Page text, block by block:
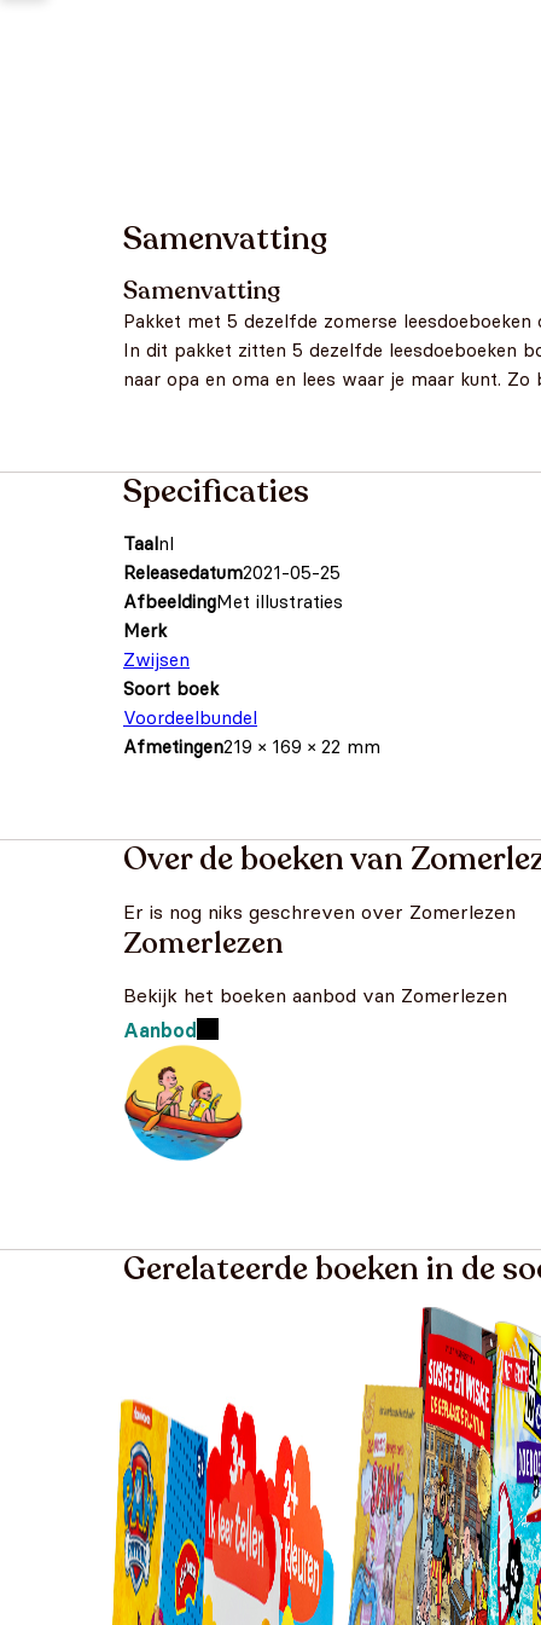
Samenvatting
Samenvatting
Pakket met 5 dezelfde zomerse
In dit pakket zitten 5 dezelfde leesdoeboeken
naar opa en oma en lees waar je maar kunt.
Specificaties
Taalnl
Releasedatum2021-05-25
AfbeeldingMet illustraties
Merk
Zwijsen
Soort boek
Voordeelbundel
Afmetingen219 × 169 × 22 mm
Over de boeken van
Er is nog niks geschreven over Zomerlezen
Zomerlezen
Bekijk het boeken aanbod van Zomerlezen
Aanbod
Gerelateerde boeken in de